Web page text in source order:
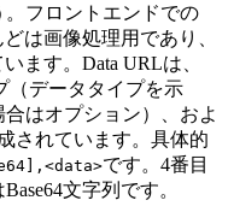
フロントエンドでの
は画像処理用であり、
ます。Data URLは、
（データタイプを示
はオプション）、およ
されています。具体的
です。4番目
文字列です。